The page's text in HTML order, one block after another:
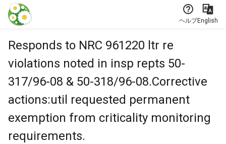
本文に飛ぶ
ヘルプEnglish
Responds to NRC 961220 ltr re
violations noted in insp repts 50-
317/96-08 & 50-318/96-08.Corrective
actions:util requested permanent
exemption from criticality monitoring
requirements.